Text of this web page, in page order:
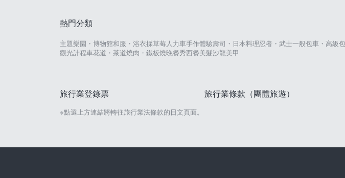
熱門分類
主題樂園・博物館和服・浴衣採草莓人力車手作體驗壽司・日本料理忍者・武士一般包車・高級
觀光計程車花道・茶道燒肉・鐵板燒晚餐秀西餐美髮沙龍美甲
旅行業登錄票 旅行業條款（團體旅遊）
※點選上方連結將轉往旅行業法條款的日文頁面。